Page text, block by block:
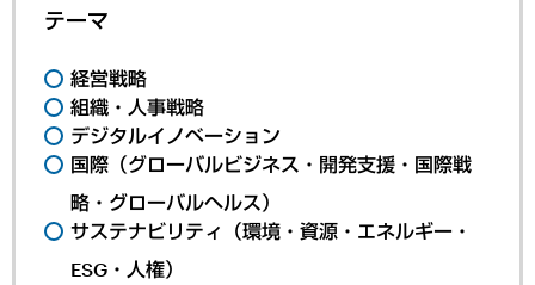
テーマ
経営戦略
組織・人事戦略
デジタルイノベーション
国際（グローバルビジネス・開発支援・国際戦
略・グローバルヘルス）
サステナビリティ（環境・資源・エネルギー・
ESG・人権）